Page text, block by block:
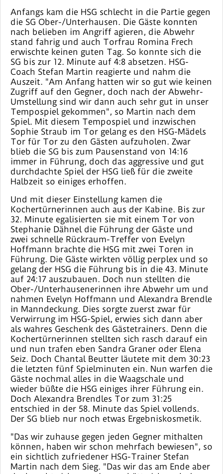
Anfangs kam die HSG schlecht in die Partie gegen
die SG Ober-/Unterhausen. Die Gäste konnten
nach belieben im Angriff agieren, die Abwehr
stand fahrig und auch Torfrau Romina Frech
erwischte keinen guten Tag. So konnte sich die
SG bis zur 12. Minute auf 4:8 absetzen. HSG-
Coach Stefan Martin reagierte und nahm die
Auszeit. "Am Anfang hatten wir so gut wie keinen
Zugriff auf den Gegner, doch nach der Abwehr-
Umstellung sind wir dann auch sehr gut in unser
Tempospiel gekommen", so Martin nach dem
Spiel. Mit diesem Tempospiel und inzwischen
Sophie Straub im Tor gelang es den HSG-Mädels
Tor für Tor zu den Gästen aufzuholen. Zwar
blieb die SG bis zum Pausenstand von 14:16
immer in Führung, doch das aggressive und gut
durchdachte Spiel der HSG ließ für die zweite
Halbzeit so einiges erhoffen.
Und mit dieser Einstellung kamen die
Kochertürnerinnen auch aus der Kabine. Bis zur
32. Minute egalisierten sie mit einem Tor von
Stephanie Dähnel die Führung der Gäste und
zwei schnelle Rückraum-Treffer von Evelyn
Hoffmann brachte die HSG mit zwei Toren in
Führung. Die Gäste wirkten völlig perplex und so
gelang der HSG die Führung bis in die 43. Minute
auf 24:17 auszubauen. Doch nun stellten die
Ober-/Unterhausenerinnen ihre Abwehr um und
nahmen Evelyn Hoffmann und Alexandra Brendle
in Manndeckung. Dies sorgte zuerst zwar für
Verwirrung im HSG-Spiel, erwies sich dann aber
als wahres Geschenk des Gästetrainers. Denn die
Kochertürnerinnen stellten sich rasch darauf ein
und nun trafen eben Sandra Graner oder Elena
Seiz. Doch Chantal Beutter läutete mit dem 30:23
die letzten fünf Spielminuten ein. Nun warfen die
Gäste nochmal alles in die Waagschale und
wieder büßte die HSG einiges ihrer Führung ein.
Doch Alexandra Brendles Tor zum 31:25
entschied in der 58. Minute das Spiel vollends.
Der SG blieb nur noch etwas Ergebniskosmetik.
"Das wir zuhause gegen jeden Gegner mithalten
können, haben wir schon mehrfach bewiesen", so
ein sichtlich zufriedener HSG-Trainer Stefan
Martin nach dem Sieg. "Das wir das am Ende aber